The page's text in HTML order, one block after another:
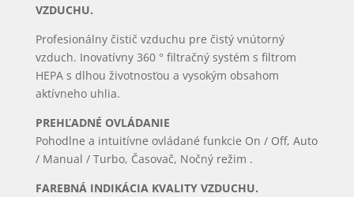
VZDUCHU.
Profesionálny čistič vzduchu pre čistý vnútorný
vzduch. Inovatívny 360 ° filtračný systém s filtrom
HEPA s dlhou životnosťou a vysokým obsahom
aktívneho uhlia.
PREHĽADNÉ OVLÁDANIE
Pohodlne a intuitívne ovládané funkcie On / Off, Auto
/ Manual / Turbo, Časovač, Nočný režim .
FAREBNÁ INDIKÁCIA KVALITY VZDUCHU.